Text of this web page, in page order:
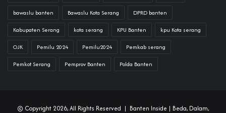
bawaslu banten Bawaslu Kota Serang DPRD banten
Kabupaten Serang kota serang KPU Banten kpu Kota serang
OJK Pemilu 2024 Pemilu2024 Pemkab serang
Pemkot Serang Pemprov Banten Polda Banten
© Copyright 2026, All Rights Reserved | Banten Inside | Beda, Dalam,